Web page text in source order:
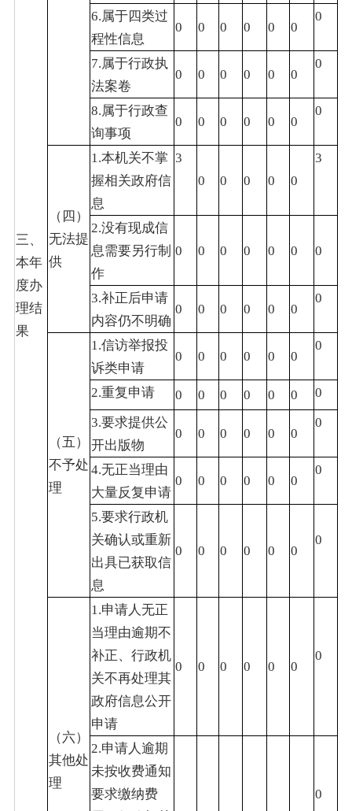
三、
本年
度办
理结
果
6.属于四类过
程性信息
0 0 0 0 0 0
0
7.属于行政执
法案卷
0 0 0 0 0 0
0
8.属于行政查
询事项
0 0 0 0 0 0
0
（四）
无法提
供
1.本机关不掌
握相关政府信
息
3
0
0 0 0 0
3
2.没有现成信
息需要另行制
作
0 0 0 0 0 0 0
3.补正后申请
内容仍不明确
0 0 0 0 0 0
0
（五）
不予处
理
1.信访举报投
诉类申请
0 0 0 0 0 0
0
2.重复申请 0 0 0 0 0 0
0
3.要求提供公
开出版物
0 0 0 0 0 0
0
4.无正当理由
大量反复申请
0 0 0 0 0 0
0
5.要求行政机
关确认或重新
出具已获取信
息
0 0 0 0 0 0
0
（六）
其他处
理
1.申请人无正
当理由逾期不
补正、行政机
关不再处理其
政府信息公开
申请
0 0 0 0 0 0
0
2.申请人逾期
未按收费通知
要求缴纳费
0